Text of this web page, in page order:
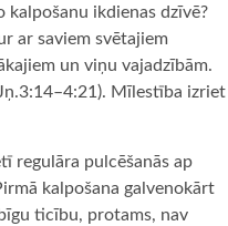
kalpošanu ikdienas dzīvē?
ar saviem svētajiem
un viņu vajadzībām.
Mīlestība izriet
regulāra pulcēšanās ap
kalpošana galvenokārt
ticību, protams, nav